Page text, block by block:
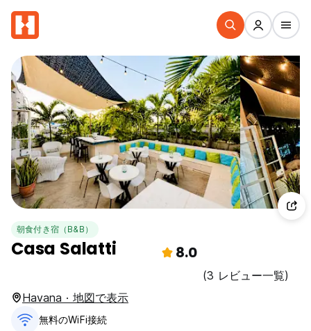
朝食付き宿（B&B）
Casa Salatti 8.0
(3 レビュー一覧)
Havana · 地図で表示
無料のWiFi接続